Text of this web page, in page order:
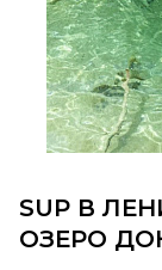
SUP В
ОЗЕРО